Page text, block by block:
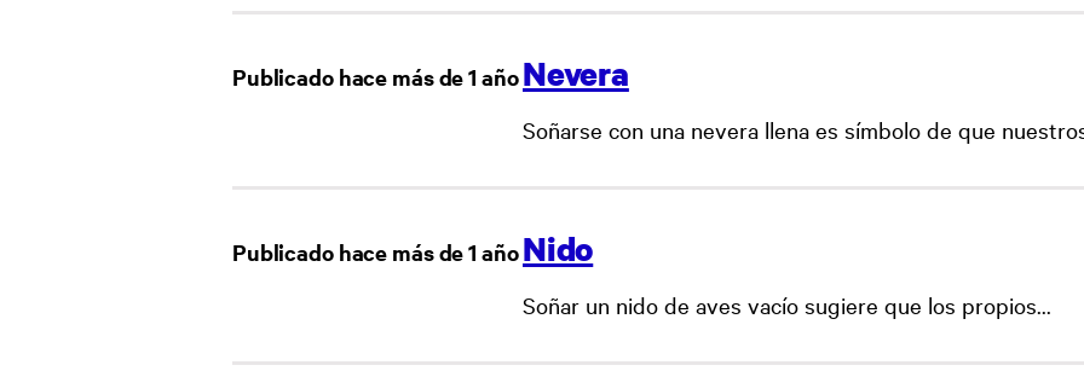
Publicado hace más de 1 añoNevera
Soñarse con una nevera llena es símbolo de que
Publicado hace más de 1 añoNido
Soñar un nido de aves vacío sugiere que los propios...